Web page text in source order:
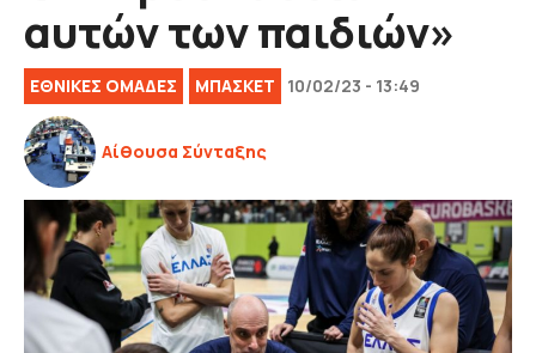
αυτών των παιδιών»
EΘΝΙΚΈΣ OΜΆΔΕΣ ΜΠΑΣΚΕΤ 10/02/23 - 13:49
Αίθουσα Σύνταξης